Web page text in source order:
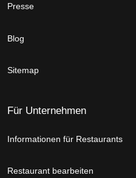
Presse
Blog
Sitemap
Für Unternehmen
Informationen für Restaurants
Restaurant bearbeiten